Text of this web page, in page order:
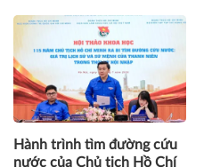
Hành trình tìm đường cứu
nước của Chủ tịch Hồ Chí